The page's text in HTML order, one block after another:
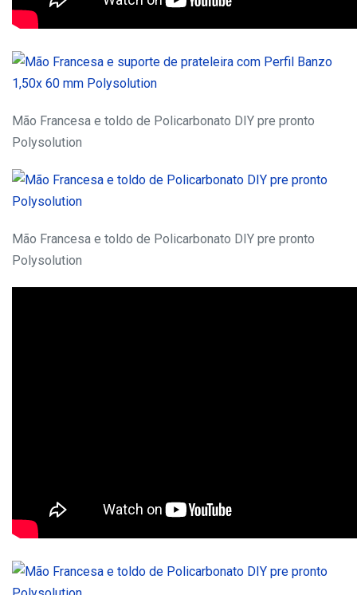
Mão Francesa e toldo de Policarbonato DIY pre pronto
Polysolution
Mão Francesa e toldo de Policarbonato DIY pre pronto
Polysolution